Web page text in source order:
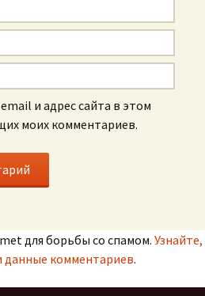
и адрес сайта в этом
моих комментариев.
для борьбы со спамом. Узнайте,
данные комментариев.